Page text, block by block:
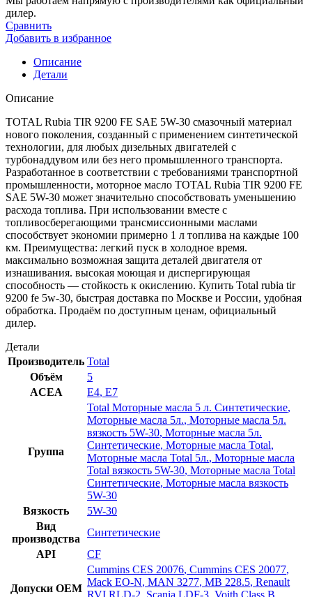
для
двигателя
Total
rubia
tir
9200
5w-
дилер.
Сравнить
Добавить в избранное
Описание
Детали
Описание
TOTAL Rubia TIR 9200 FE SAE 5W-30 смазочный материал
нового поколения, созданный с применением синтетической
технологии, для любых дизельных двигателей с
турбонаддувом или без него промышленного транспорта.
Разработанное в соответствии с требованиями транспортной
промышленности, моторное масло TOTAL Rubia TIR 9200 FE
SAE 5W-30 может значительно способствовать уменьшению
расхода топлива. При использовании вместе с
топливосберегающими трансмиссионными маслами
способствует экономии примерно 1 л топлива на каждые 100
км. Преимущества: легкий пуск в холодное время.
максимально возможная защита деталей двигателя от
изнашивания. высокая моющая и диспергирующая
способность — стойкость к окислению. Купить Total rubia tir
9200 fe 5w-30, быстрая доставка по Москве и России, удобная
обработка. Продаём по доступным ценам, официальный
дилер.
Детали
Производитель Total
Объём
5
ACEA
E4, E7
Группа
Total Моторные масла 5 л. Синтетические,
Моторные масла 5л., Моторные масла 5л.
вязкость 5W-30, Моторные масла 5л.
Синтетические, Моторные масла Total,
Моторные масла Total 5л., Моторные масла
Total вязкость 5W-30, Моторные масла Total
Синтетические, Моторные масла вязкость
5W-30
Вязкость
5W-30
Вид
производства
Синтетические
API
CF
Допуски OEM
Cummins CES 20076, Cummins CES 20077,
Mack EO-N, MAN 3277, MB 228.5, Renault